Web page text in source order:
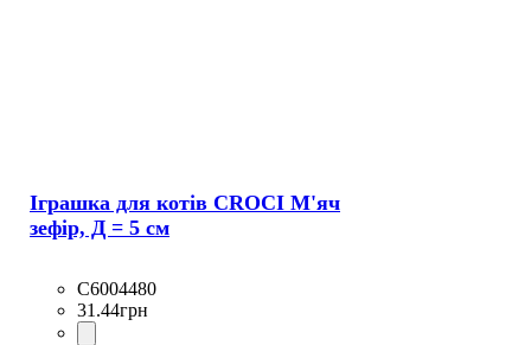
Іграшка для котів CROCI М'яч
зефір, Д = 5 см
C6004480
31 .44грн